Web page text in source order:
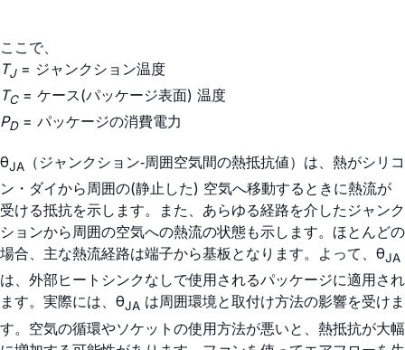
ここで、
TJ= ジャンクション温度
TC= ケース(パッケージ表面) 温度
PD= パッケージの消費電力
θJA
（ジャンクション‐周囲空気間の熱抵抗値）は、熱がシリコ
ン・ダイから周囲の(静止した) 空気へ移動するときに熱流が
受ける抵抗を示します。また、あらゆる経路を介したジャンク
ションから周囲の空気への熱流の状態も示します。ほとんどの
場合、主な熱流経路は端子から基板となります。よって、θJA
は、外部ヒートシンクなしで使用されるパッケージに適用され
ます。実際には、θJA は周囲環境と取付け方法の影響を受けま
す。空気の循環やソケットの使用方法が悪いと、熱抵抗が大幅